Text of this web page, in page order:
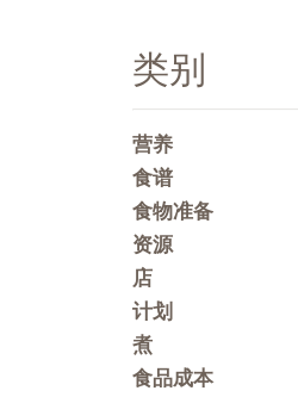
类别
营养
食谱
食物准备
资源
店
计划
煮
食品成本